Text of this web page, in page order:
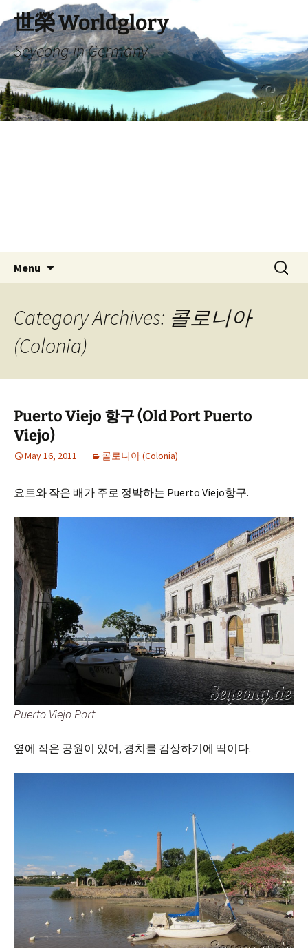
to
content
世榮 Worldglory
Seyeong in Germany
Menu
Search
for:
Category Archives: 콜로니아
(Colonia)
Puerto Viejo 항구 (Old Port Puerto
Viejo)
May 16, 2011 콜로니아 (Colonia)
요트와 작은 배가 주로 정박하는 Puerto Viejo항구.
Puerto Viejo Port
옆에 작은 공원이 있어, 경치를 감상하기에 딱이다.